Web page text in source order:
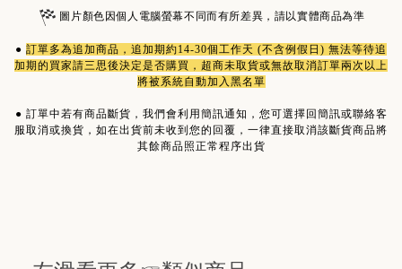
圖片顏色因個人電腦螢幕不同而有所差異，請以實體商品為準
● 訂單多為追加商品 ，追加期約14-30個工作天 (不含例假日) 無法等待追
加期的買家請三思後決定是否購買，超商未取貨或無故取消訂單兩次以上
將被系統自動加入黑名單
● 訂單中若有商品斷貨，我們會利用簡訊通知，您可選擇回簡訊或聯絡客
服取消或換貨，如在出貨前未收到您的回覆，一律直接取消該斷貨商品將
其餘商品照正常程序出貨